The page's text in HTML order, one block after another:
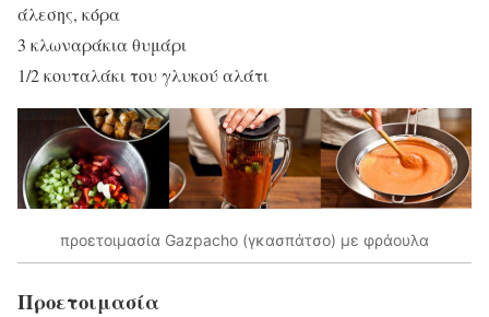
άλεσης, κόρα
3 κλωναράκια θυμάρι
1/2 κουταλάκι του γλυκού αλάτι
προετοιμασία Gazpachο (γκασπάτσο) με φράουλα
Προετοιμασία